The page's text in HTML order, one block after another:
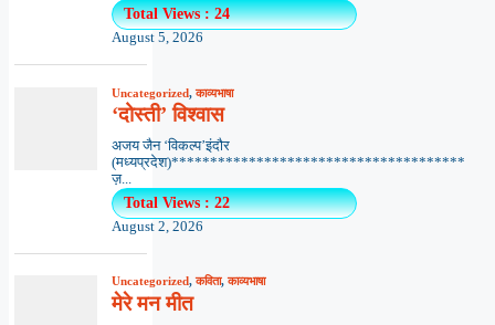
Total Views : 24
August 5, 2026
Uncategorized,काव्यभाषा
‘दोस्ती’ विश्वास
अजय जैन ‘विकल्प’इंदौर
(मध्यप्रदेश)**************************************
ज़...
Total Views : 22
August 2, 2026
Uncategorized,कविता,काव्यभाषा
मेरे मन मीत